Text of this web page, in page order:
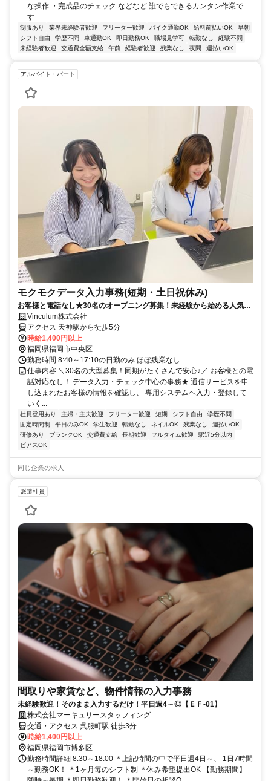
な操作 ・完成品のチェック などなど 誰でもできるカンタン作業で
す...
制服あり 業界未経験者歓迎 フリーター歓迎 バイク通勤OK 給料前払いOK
早朝
シフト自由
学歴不問 車通勤OK 即日勤務OK 職場見学可 転勤なし
経験不問
未経験者歓迎
交通費全額支給 午前 経験者歓迎 残業なし 夜間 週払いOK
アルバイト・パート
モクモクデータ入力事務(短期・土日祝休み)
お客様と電話なし★30名のオープニング募集！未経験から始める人気の
データ入力♪短期OK！
Vinculum株式会社
アクセス 天神駅から徒歩5分
時給1,400円以上
福岡県福岡市中央区
勤務時間 8:40～17:10の日勤のみ ほぼ残業なし
仕事内容 ＼30名の大型募集！同期がたくさんで安心♪／ お客様との電
話対応なし！ データ入力・チェック中心の事務★ 通信サービスを申
し込まれたお客様の情報を確認し、 専用システムへ入力・登録して
いく...
社員登用あり 主婦・主夫歓迎 フリーター歓迎 短期 シフト自由
学歴不問
固定時間制
平日のみOK 学生歓迎 転勤なし ネイルOK 残業なし
週払いOK
研修あり
ブランクOK 交通費支給 長期歓迎 フルタイム歓迎
駅近5分以内
ピアスOK
同じ企業の求人
派遣社員
間取りや家賃など、物件情報の入力事務
未経験歓迎！そのまま入力するだけ！平日週4～◎【ＥＦ-01】
株式会社マーキュリースタッフィング
交通・アクセス 呉服町駅 徒歩3分
時給1,400円以上
福岡県福岡市博多区
勤務時間詳細 8:30～18:00 ＊上記時間の中で平日週4日～、 1日7時間
～勤務OK！ ＊1ヶ月毎のシフト制 ＊休み希望提出OK 【勤務期間】